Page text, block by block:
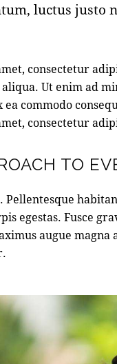
luctus justo
consectetur
Ut enim ad
commodo
consectetur
TO
Pellentesque
egestas. Fusce
augue